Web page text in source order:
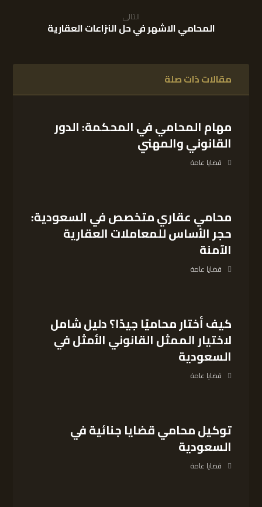
التالى
المحامي الاشهر في حل النزاعات العقارية
مقالات ذات صلة
مهام المحامي في المحكمة: الدور
القانوني والمهني
قضايا عامة
محامي عقاري متخصص في السعودية:
حجر الأساس للمعاملات العقارية
الآمنة
قضايا عامة
كيف أختار محاميًا جيدًا؟ دليل شامل
لاختيار الممثل القانوني الأمثل في
السعودية
قضايا عامة
توكيل محامي قضايا جنائية في
السعودية
قضايا عامة